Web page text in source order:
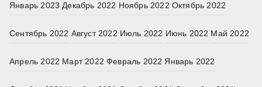
Январь 2023 Декабрь 2022 Ноябрь 2022 Октябрь 2022
Сентябрь 2022 Август 2022 Июль 2022 Июнь 2022 Май 2022
Апрель 2022 Март 2022 Февраль 2022 Январь 2022